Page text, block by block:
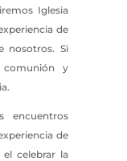
Iglesia
de
nosotros. Si
y
encuentros
de
celebrar la